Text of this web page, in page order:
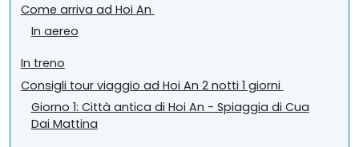
Come arriva ad Hoi An
In aereo
In treno
Consigli tour viaggio ad Hoi An 2 notti 1 giorni
Giorno 1: Città antica di Hoi An - Spiaggia di Cua
Dai Mattina